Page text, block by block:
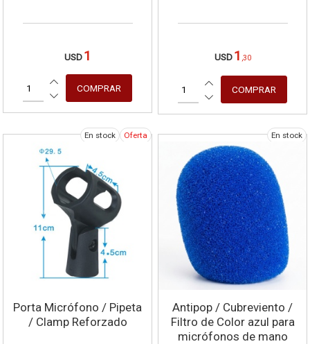
USD 1 USD 1 ,30
En stock Oferta
Porta Micrófono / Pipeta
/ Clamp Reforzado
En stock
Antipop / Cubreviento /
Filtro de Color azul para
micrófonos de mano